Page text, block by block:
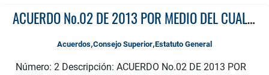
ACUERDO No.02 DE 2013 POR MEDIO DEL CUAL SE REFORMA EL ESTATUTO GENERA Y SE DICTAN OTRAS DISPOSICIONES (FUNCIONES OFICINA JURÍDICA)
Acuerdos,Consejo Superior,Estatuto General
Número: 2 Descripción: ACUERDO No.02 DE 2013 POR